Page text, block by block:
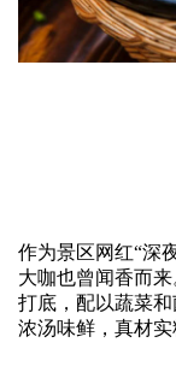
作为景区网红“深
大咖也曾闻香而
打底，配以蔬菜
浓汤味鲜，真材实